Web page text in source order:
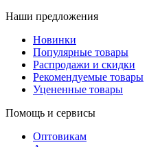
Наши предложения
Новинки
Популярные товары
Распродажи и скидки
Рекомендуемые товары
Уцененные товары
Помощь и сервисы
Оптовикам